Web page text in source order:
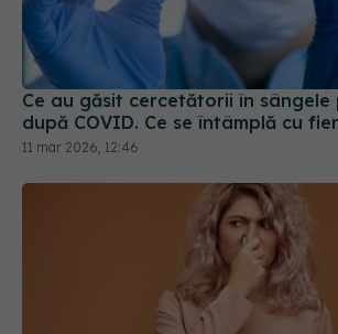
Ce au găsit cercetătorii în
după COVID. Ce se întâmplă cu
11 mar 2026, 12:46